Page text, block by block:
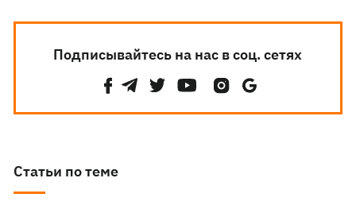
Подписывайтесь на нас в соц. сетях
Статьи по теме